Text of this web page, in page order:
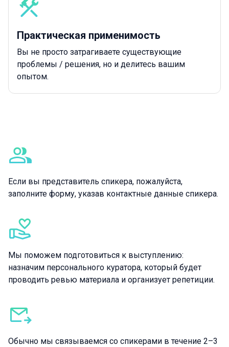
Практическая применимость
Вы не просто затрагиваете существующие
проблемы / решения, но и делитесь вашим
опытом.
Дополнительная информация
Если вы представитель спикера, пожалуйста,
заполните форму, указав контактные данные спикера.
Мы поможем подготовиться к выступлению:
назначим персонального куратора, который будет
проводить ревью материала и организует репетиции.
Обычно мы связываемся со спикерами в течение 2–3